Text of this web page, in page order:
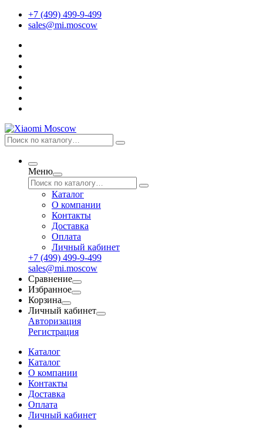
+7 (499) 499-9-499
sales@mi.moscow
Меню
Каталог
О компании
Контакты
Доставка
Оплата
Личный кабинет
+7 (499) 499-9-499
sales@mi.moscow
Сравнение
Избранное
Корзина
Личный кабинет
Авторизация
Регистрация
Каталог
Каталог
О компании
Контакты
Доставка
Оплата
Личный кабинет